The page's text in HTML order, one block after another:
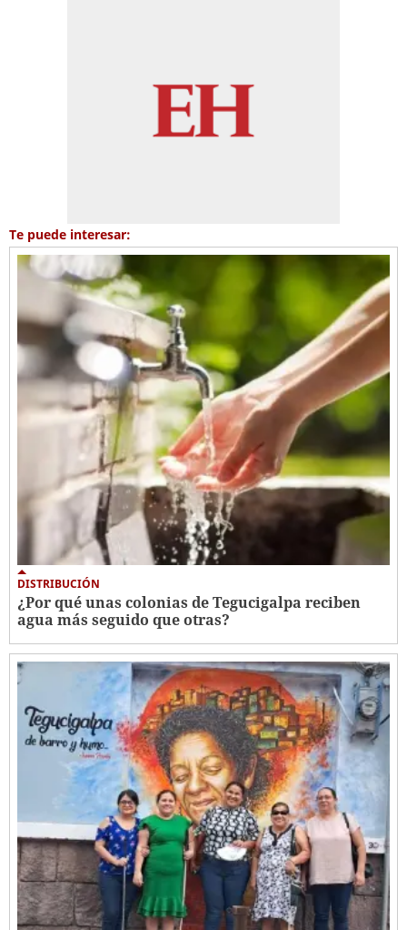
Te puede interesar:
DISTRIBUCIÓN
¿Por qué unas colonias de Tegucigalpa reciben
agua más seguido que otras?